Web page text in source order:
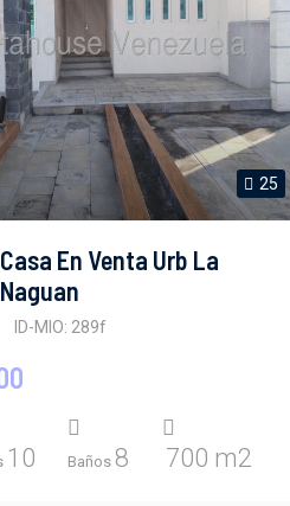
25
Casa En Venta Urb La
ID-MIO: 289f
10 Baños 8 700 m2